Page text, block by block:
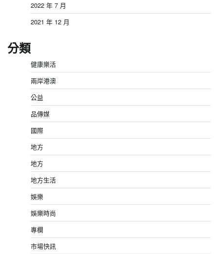
2022 年 7 月
2021 年 12 月
分類
健康樂活
兩岸港澳
公益
品傳媒
國際
地方
地方
地方生活
娛樂
娛樂時尚
專欄
市場快訊